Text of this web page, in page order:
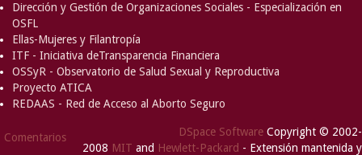
Dirección y Gestión de Organizaciones Sociales - Especialización en
OSFL
Ellas-Mujeres y Filantropía
ITF - Iniciativa deTransparencia Financiera
OSSyR - Observatorio de Salud Sexual y Reproductiva
Proyecto ATICA
REDAAS - Red de Acceso al Aborto Seguro
Comentarios DSpace Software Copyright © 2002-
2008 MIT and Hewlett-Packard - Extensión mantenida y